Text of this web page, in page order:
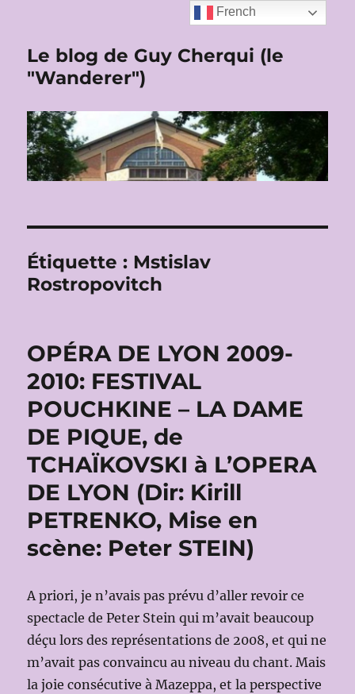
Le blog de Guy Cherqui (le
"Wanderer")
Étiquette : Mstislav
Rostropovitch
OPÉRA DE LYON 2009-
2010: FESTIVAL
POUCHKINE – LA DAME
DE PIQUE, de
TCHAÏKOVSKI à L’OPERA
DE LYON (Dir: Kirill
PETRENKO, Mise en
scène: Peter STEIN)
A priori, je n’avais pas prévu d’aller revoir ce
spectacle de Peter Stein qui m’avait beaucoup
déçu lors des représentations de 2008, et qui ne
m’avait pas convaincu au niveau du chant. Mais
la joie consécutive à Mazeppa, et la perspective
French